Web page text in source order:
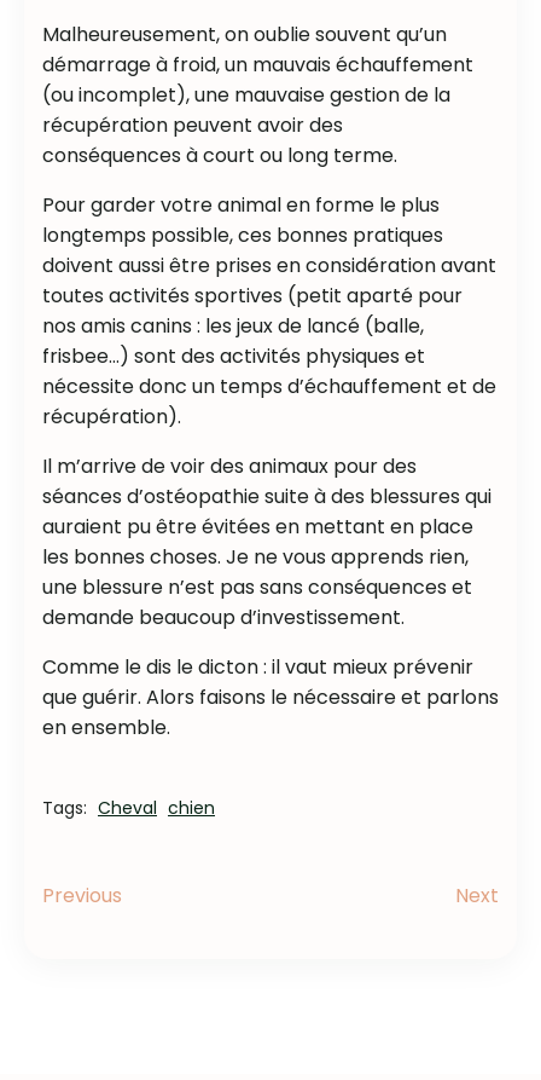
Malheureusement, on oublie souvent qu’un
démarrage à froid, un mauvais échauffement
(ou incomplet), une mauvaise gestion de la
récupération peuvent avoir des
conséquences à court ou long terme.
Pour garder votre animal en forme le plus
longtemps possible, ces bonnes pratiques
doivent aussi être prises en considération avant
toutes activités sportives (petit aparté pour
nos amis canins : les jeux de lancé (balle,
frisbee…) sont des activités physiques et
nécessite donc un temps d’échauffement et de
récupération).
Il m’arrive de voir des animaux pour des
séances d’ostéopathie suite à des blessures qui
auraient pu être évitées en mettant en place
les bonnes choses. Je ne vous apprends rien,
une blessure n’est pas sans conséquences et
demande beaucoup d’investissement.
Comme le dis le dicton : il vaut mieux prévenir
que guérir. Alors faisons le nécessaire et parlons
en ensemble.
Tags: Cheval chien
Previous Next